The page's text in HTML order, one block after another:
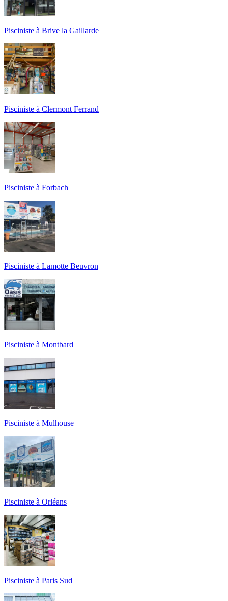
Pisciniste à Brive la Gaillarde
Pisciniste à Clermont Ferrand
Pisciniste à Forbach
Pisciniste à Lamotte Beuvron
Pisciniste à Montbard
Pisciniste à Mulhouse
Pisciniste à Orléans
Pisciniste à Paris Sud